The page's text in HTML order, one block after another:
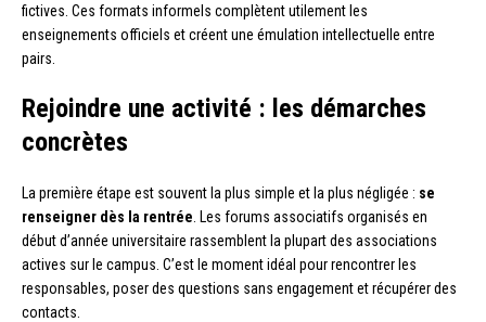
fictives. Ces formats informels complètent utilement les
enseignements officiels et créent une émulation intellectuelle entre
pairs.
Rejoindre une activité : les démarches
concrètes
La première étape est souvent la plus simple et la plus négligée : se
renseigner dès la rentrée . Les forums associatifs organisés en
début d’année universitaire rassemblent la plupart des associations
actives sur le campus. C’est le moment idéal pour rencontrer les
responsables, poser des questions sans engagement et récupérer des
contacts.